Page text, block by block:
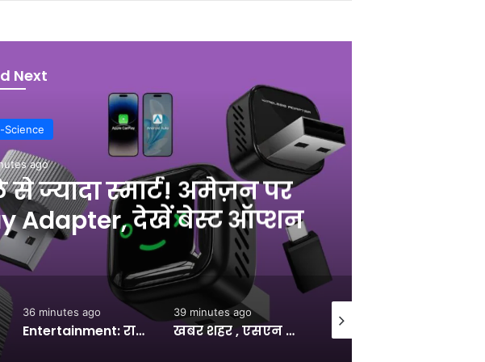
Next
Science
ago
से ज्यादा स्मार्ट! अमेज़न पर
Adapter, देखें बेस्ट ऑप्शन
36 minutes ago
Entertainment: राजपाल यादव की मुश्किलें बढ़ीं, 16 करोड़ के कर्ज की वसूली के लिए बैंक ने संपत्तियों पर चिपकाया नोटिस- INA
39 minutes ago
खबर शहर , एसएन में दवाओं की कमी: मरीजों को बाजार से खरीदनी पड़ रहीं महंगी दवाएं, इन मर्जों की दवाइयों पर बड़ा संकट – INA